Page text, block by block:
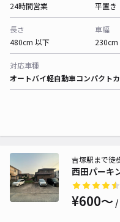
24時間営業
平置き
長さ
480cm 以下
車幅
230cm
対応車種
オートバイ軽自動車コンパクト
西田パーキ
吉塚駅まで徒
¥600〜 /